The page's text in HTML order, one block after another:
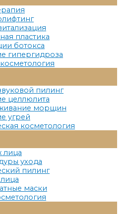
Меню
пластика
ботокса
гипергидроза
Меню
пилинг
целлюлита
морщин
угрей
косметология
Меню
лица
ухода
пилинг
маски